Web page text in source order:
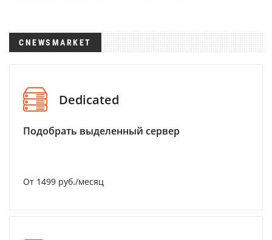
CNEWSMARKET
Dedicated
Подобрать выделенный сервер
От 1499 руб./месяц